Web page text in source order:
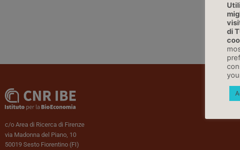
c/o Area di Ricerca di Firenze
via Madonna del Piano, 10
50019 Sesto Fiorentino (FI)
di